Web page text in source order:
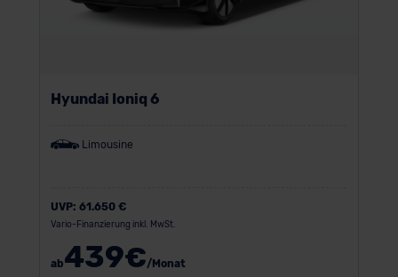
Hyundai Ioniq 6
Limousine
UVP: 61.650 €
Vario-Finanzierung inkl. MwSt.
ab439€/Monat